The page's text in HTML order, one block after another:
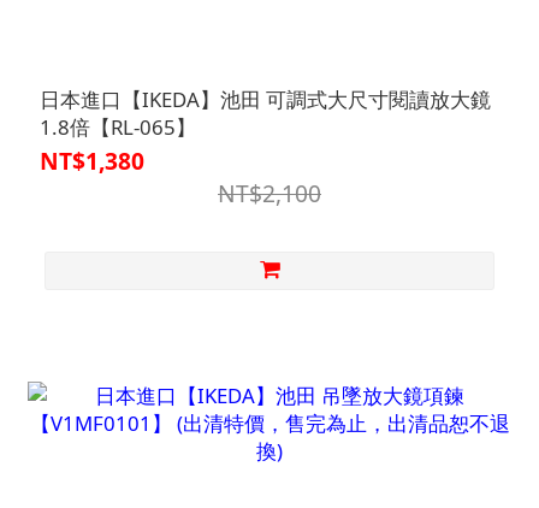
日本進口【IKEDA】池田 可調式大尺寸閱讀放大鏡
1.8倍【RL-065】
NT$1,380
NT$2,100